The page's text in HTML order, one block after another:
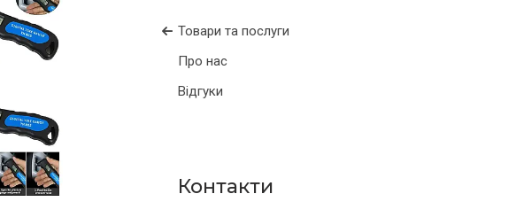
Товари та послуги
Про нас
Відгуки
Контакти